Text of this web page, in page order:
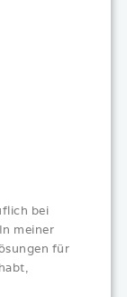
bei
meiner
für